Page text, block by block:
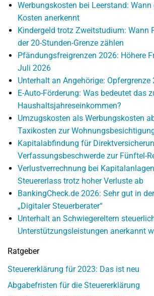
Werbungskosten bei Leerstand:
Kosten anerkennt
Kindergeld trotz Zweitstudium: Wann
der 20-Stunden-Grenze zählen
Pfändungsfreigrenzen 2026: Höhere
Juli 2026
Unterhalt an Angehörige: Opfergrenze
E-Auto-Förderung: Was bedeutet das
Haushaltsjahreseinkommen?
Umzugskosten als Werbungskosten
Taxikosten zur
Kapitalabfindung für
Verfassungsbeschwerde zur Fünftel-
Verlustverrechnung bei
Steuererlass trotz hoher Verluste ab
BankingCheck.de 2026: Sehr gut in
„Digitaler Steuerberater“
Unterhalt an Schwiegereltern
Unterstützungsleistungen anerkannt
Ratgeber
Steuererklärung für 2023: Das ist neu
Abgabefristen für die Steuererklärung